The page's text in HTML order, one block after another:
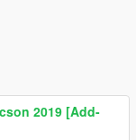
2019 [Add-